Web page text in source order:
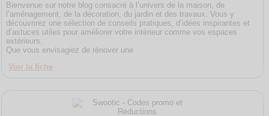
Bienvenue sur notre blog consacré à l’univers de la maison, de
l’aménagement, de la décoration, du jardin et des travaux. Vous y
découvrirez une sélection de conseils pratiques, d’idées inspirantes et
d’astuces utiles pour améliorer votre intérieur comme vos espaces
extérieurs.
Que vous envisagiez de rénover une
Voir la fiche